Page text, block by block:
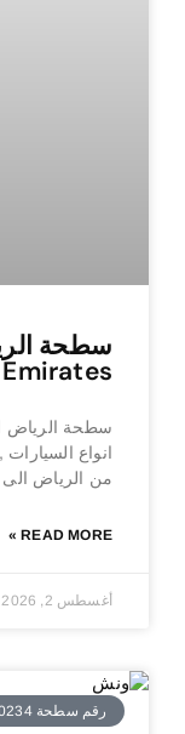
سطحة
سطحة الرياض
انواع
من الرياض
READ MORE »
أغسطس 2, 2026
رقم سطحة 00971502880234